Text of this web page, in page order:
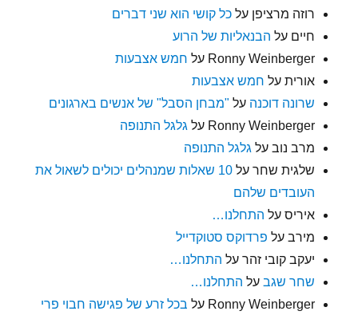
רוזה מרציפן עלכל קושי הוא שני דברים
חיים על הבנאליות של הרוע
Ronny Weinberger על חמש אצבעות
אורית על חמש אצבעות
שרונה דוכנה על "מבחן הסבל" של אנשים בארגונים
Ronny Weinberger על גלגל התנופה
מרב נוב על גלגל התנופה
שלגית שחר על
10 שאלות שמנהלים יכולים לשאול את
העובדים שלהם
איריס על התחלנו…
מירב על פרדוקס סטוקדייל
יעקב קובי זהר על התחלנו…
שחר שגב על התחלנו…
Ronny Weinberger על בכל זרע של פגישה חבוי פרי